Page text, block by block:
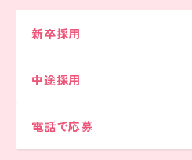
新卒採用
中途採用
電話で応募